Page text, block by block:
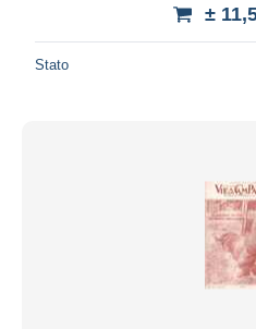
±
Stato